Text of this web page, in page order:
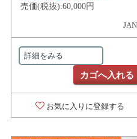
売価(税抜):60,000円
詳細をみる
カゴへ入れる
お気に入りに登録する